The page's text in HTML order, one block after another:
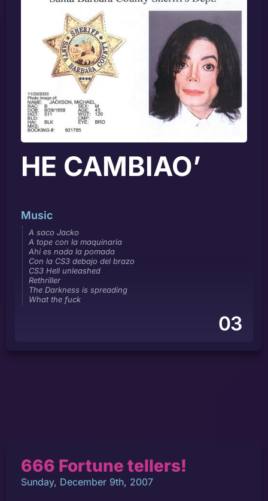
HE CAMBIAO’
Music
A saco Jacko
A tope con la maquinaria
Ahi es nada la pomada
Con la CS3 debajo del brazo
CS3 Hell unleashed
Rethriller
The Darkness is spreading
What the fuck
03
666 Fortune tellers!
Sunday, December 9th, 2007